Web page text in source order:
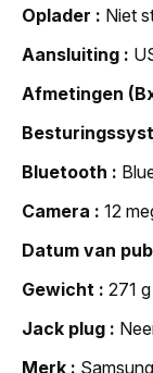
Oplader
Niet
Aansluiting
Afmetingen
Bluetooth
Camera
12
Datum van
Gewicht
271 g
Jack plug
Merk
Samsung